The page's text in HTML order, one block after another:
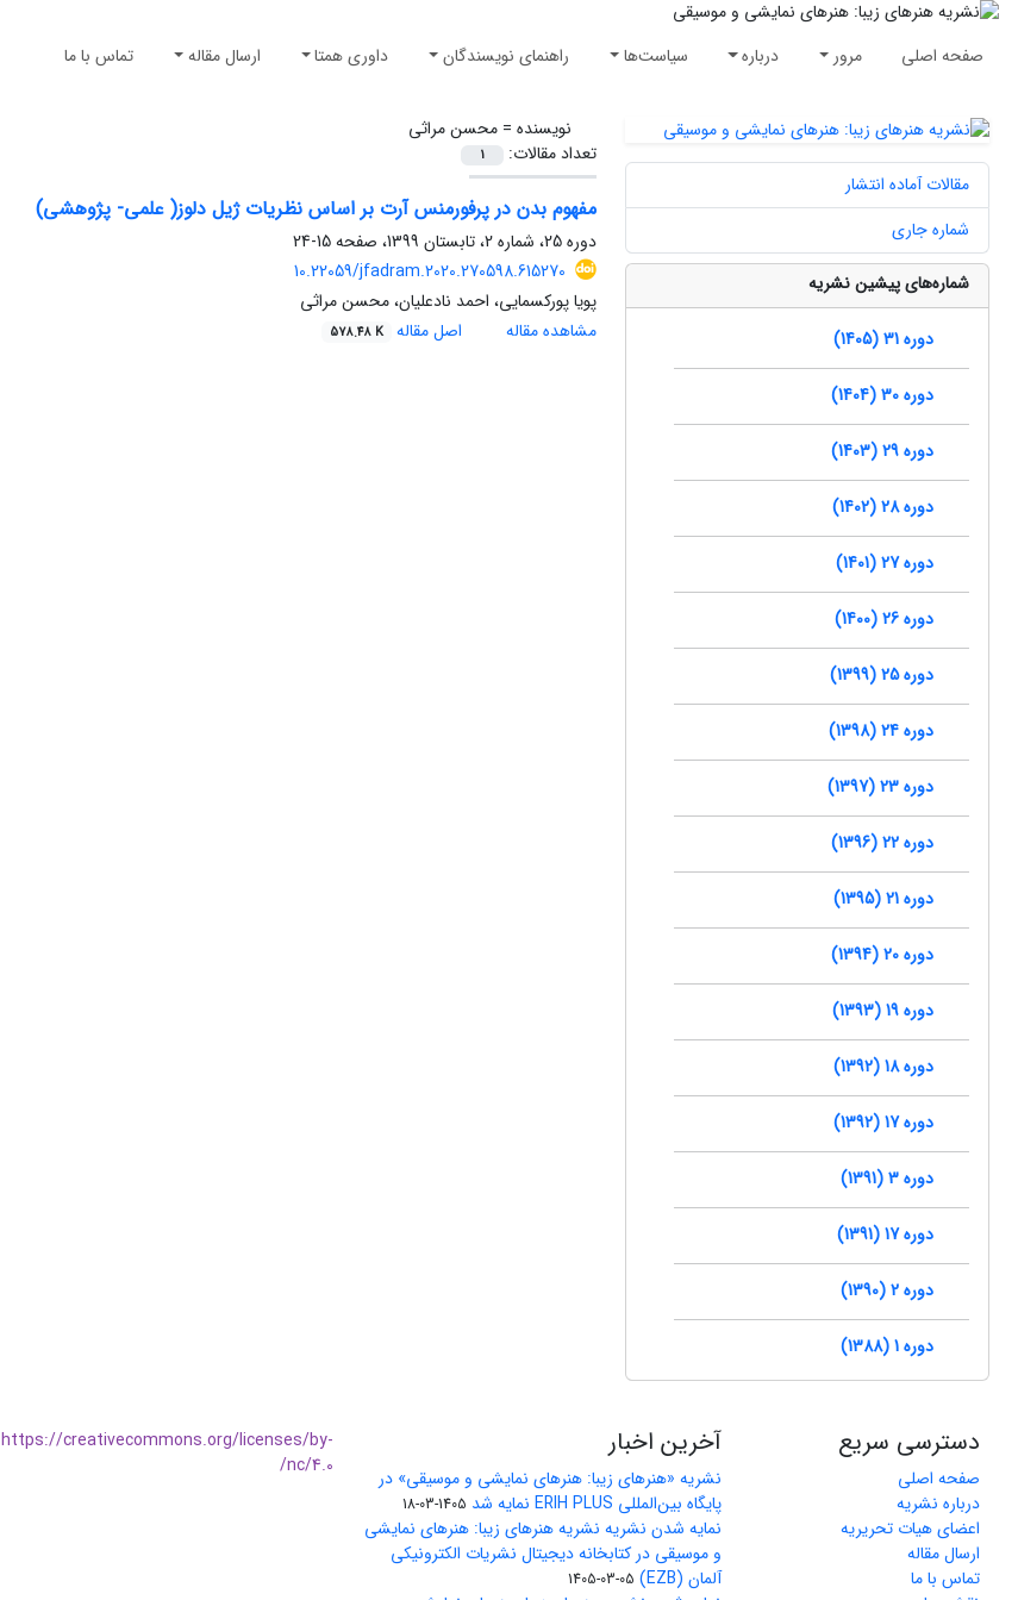
صفحه اصلی مرور درباره سیاست‌ها راهنمای نویسندگان داوری همتا ارسال مقاله تماس با ما
نویسنده =محسن مراثی
تعداد مقالات:
1
مفهوم بدن در پرفورمنس آرت بر اساس نظریات ژیل دلوز( علمی- پژوهشی)
دوره 25، شماره 2، تابستان 1399، صفحه
15-24
10.22059/jfadram.2020.270598.615270
پویا پورکسمایی، احمد نادعلیان، محسن مراثی
مشاهده مقاله
اصل مقاله 578.48 K
مقالات آماده انتشار
شماره جاری
شماره‌های پیشین نشریه
دوره 31 (1405)
دوره 30 (1404)
دوره 29 (1403)
دوره 28 (1402)
دوره 27 (1401)
دوره 26 (1400)
دوره 25 (1399)
دوره 24 (1398)
دوره 23 (1397)
دوره 22 (1396)
دوره 21 (1395)
دوره 20 (1394)
دوره 19 (1393)
دوره 18 (1392)
دوره 17 (1392)
دوره 3 (1391)
دوره 17 (1391)
دوره 2 (1390)
دوره 1 (1388)
دسترسی سریع
صفحه اصلی
درباره نشریه
اعضای هیات تحریریه
ارسال مقاله
تماس با ما
آخرین اخبار
نشریه «هنرهای زیبا: هنرهای نمایشی و موسیقی» در
پایگاه بین‌المللی ERIH PLUS نمایه شد
1405-03-18
نمایه شدن نشریه نشریه هنرهای زیبا: هنرهای نمایشی
و موسیقی در کتابخانه دیجیتال نشریات الکترونیکی
آلمان (EZB)
1405-03-05
https://creativecommons.org/licenses/by-
nc/4.0/